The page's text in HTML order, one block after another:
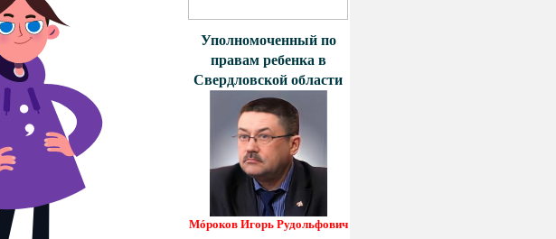
Уполномоченный по
правам ребенка в
Свердловской области
Мóроков Игорь Рудольфович